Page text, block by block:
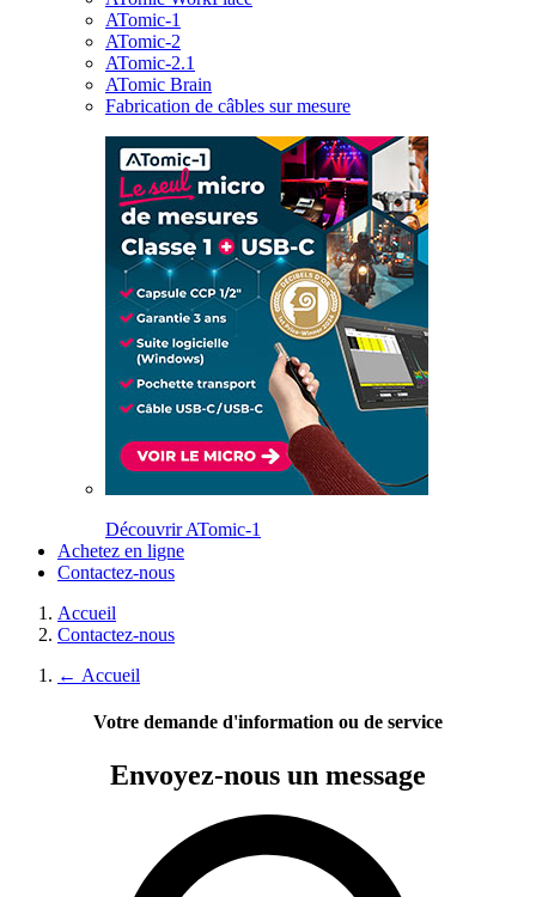
ATomic-1
ATomic-2
ATomic-2.1
ATomic Brain
Fabrication de câbles sur mesure
Découvrir ATomic-1
Achetez en ligne
Contactez-nous
Accueil
Contactez-nous
← Accueil
Votre demande d'information ou de service
Envoyez-nous un message